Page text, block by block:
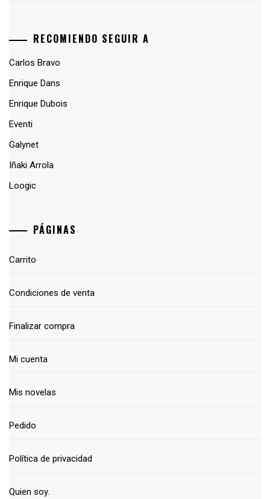
RECOMIENDO SEGUIR A
Carlos Bravo
Enrique Dans
Enrique Dubois
Eventi
Galynet
Iñaki Arrola
Loogic
PÁGINAS
Carrito
Condiciones de venta
Finalizar compra
Mi cuenta
Mis novelas
Pedido
Política de privacidad
Quien soy.